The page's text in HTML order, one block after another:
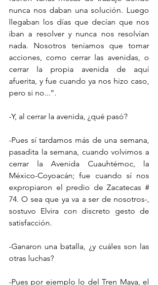
nunca nos daban una solución. Luego
llegaban los días que decían que nos
iban a resolver y nunca nos resolvían
nada. Nosotros teníamos que tomar
acciones, como cerrar las avenidas, o
cerrar la propia avenida de aquí
afuerita, y fue cuando ya nos hizo caso,
pero si no...”.
-Y, al cerrar la avenida, ¿qué pasó?
-Pues sí tardamos más de una semana,
pasadita la semana, cuando volvimos a
cerrar la Avenida Cuauhtémoc, la
México-Coyoacán; fue cuando sí nos
expropiaron el predio de Zacatecas #
74. O sea que ya va a ser de nosotros-,
sostuvo Elvira con discreto gesto de
satisfacción.
-Ganaron una batalla, ¿y cuáles son las
otras luchas?
-Pues por ejemplo lo del Tren Maya, el